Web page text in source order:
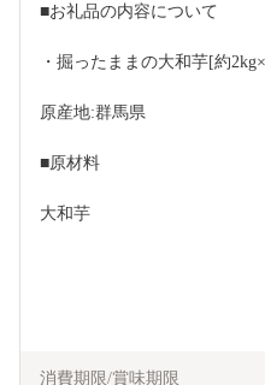
■お礼品の内容について
・掘ったままの大和芋[約
原産地:群馬県
■原材料
大和芋
消費期限/賞味期限